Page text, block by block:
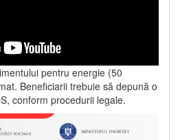
pentru energie (50
Beneficiarii trebuie să depună o
conform procedurii legale.